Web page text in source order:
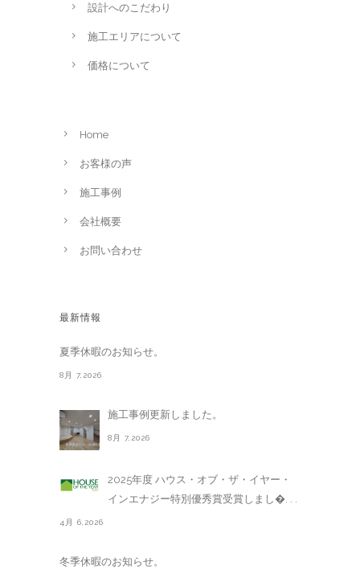
設計へのこだわり
施工エリアについて
価格について
Home
お客様の声
施工事例
会社概要
お問い合わせ
最新情報
夏季休暇のお知らせ。
8月 7,2026
施工事例更新しました。
8月 7,2026
2025年度 ハウス・オブ・ザ・イヤー・
インエナジー特別優秀賞受賞しまし�. . .
4月 6,2026
冬季休暇のお知らせ。